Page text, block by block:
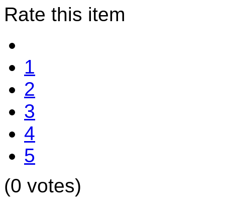
Rate this item
1
2
3
4
5
(0 votes)